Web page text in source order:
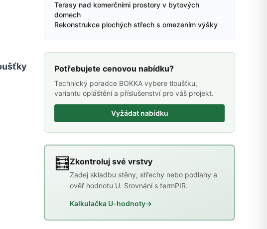
Terasy nad komerčními prostory v bytových
domech
Rekonstrukce plochých střech s omezením výšky
Potřebujete cenovou nabídku?
Technický poradce BOKKA vybere tloušťku,
variantu opláštění a příslušenství pro váš projekt.
Vyžádat nabídku
🧮Zkontroluj své vrstvy
Zadej skladbu stěny, střechy nebo podlahy a
ověř hodnotu U. Srovnání s termPIR.
Kalkulačka U-hodnoty→